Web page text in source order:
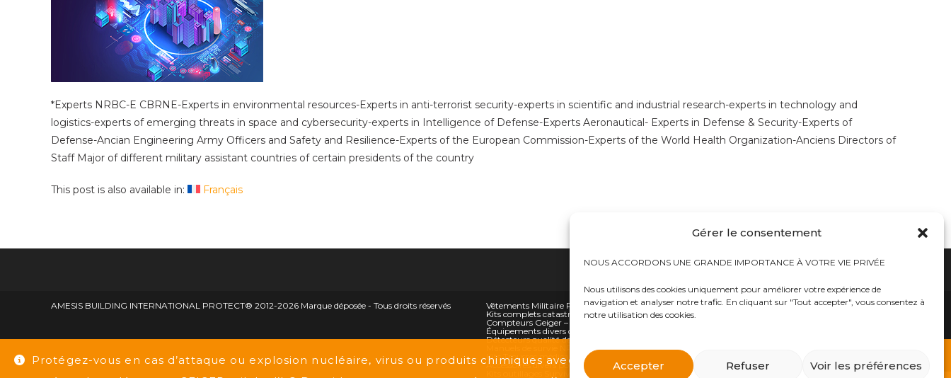
Gérer le consentement
NOUS ACCORDONS UNE GRANDE IMPORTANCE À VOTRE VIE PRIVÉE
Nous utilisons des cookies uniquement pour améliorer votre expérience de
navigation et analyser notre trafic. En cliquant sur "Tout accepter", vous consentez à
notre utilisation des cookies.
Accepter Refuser Voir les préférences
Protégez-vous en cas d’attaque ou explosion nucléaire, virus ou produits chimiques avec nos Kits complets NRBC (masques à gaz, combinaison et
*Experts NRBC-E CBRNE-Experts in environmental resources-Experts in anti-terrorist security-experts in scientific and industrial research-experts in technology and
logistics-experts of emerging threats in space and cybersecurity-experts in Intelligence of Defense-Experts Aeronautical- Experts in Defense & Security-Experts of
Defense-Ancian Engineering Army Officers and Safety and Resilience-Experts of the European Commission-Experts of the World Health Organization-Anciens Directors of
Staff Major of different military assistant countries of certain presidents of the country
This post is also available in: Français
Vêtements Militaire Police Sécurité hauts
Bureaux tables bunkers NRBC-E
Kits complets catastrophes NRBC et trousses médicales
Compteurs Geiger – Dosimètres
Équipements divers de protection rayonnements électromagnétique
Détecteurs qualité de l’air/oxygène O2
Manuels de survie NRBC-E et climatique
Masques à gaz
Kits Trousses médicales de situation d’urgence
Équipements accessoires Militaires Police Sécurité
Accessoires divers pour bunkers
Habillements de protection NBC Personnelle
Kits outillages Survivalistes Campeurs et Alpiniste
Traitement d’eau – Purificateurs eau et filtres
AMESIS BUILDING INTERNATIONAL PROTECT® 2012-2026 Marque déposée - Tous droits réservés